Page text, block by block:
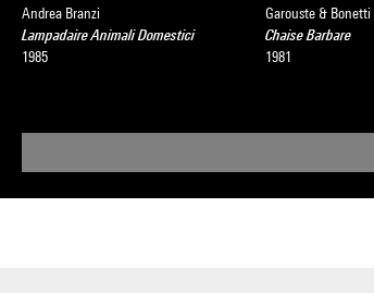
Andrea Branzi
Lampadaire Animali Domestici
1985
Garouste & Bonetti
Chaise Barbare
1981